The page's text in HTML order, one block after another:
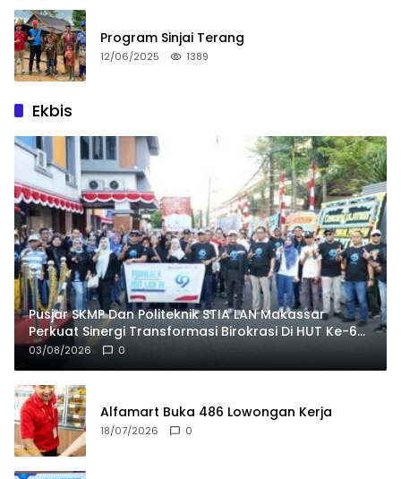
Program Sinjai Terang
12/06/2025 1389
Ekbis
Pusjar SKMP Dan Politeknik STIA LAN Makassar
Perkuat Sinergi Transformasi Birokrasi Di HUT Ke-69
LAN RI
03/08/2026 0
Alfamart Buka 486 Lowongan Kerja
18/07/2026 0